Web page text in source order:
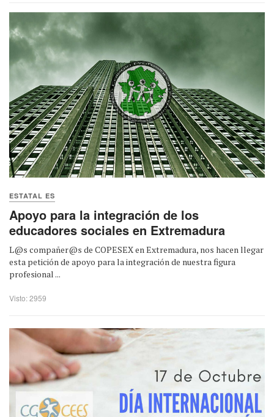
ESTATAL ES
Apoyo para la integración de los
educadores sociales en Extremadura
L@s compañer@s de COPESEX en Extremadura, nos hacen llegar
esta petición de apoyo para la integración de nuestra figura
profesional ...
Visto: 2959